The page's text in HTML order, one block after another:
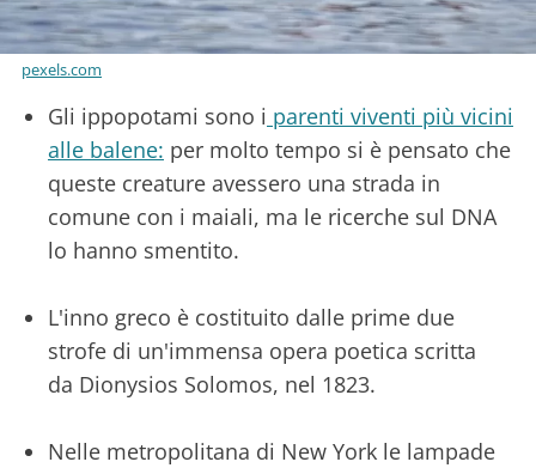
pexels.com
Gli ippopotami sono i parenti viventi più vicini
alle balene: per molto tempo si è pensato che
queste creature avessero una strada in
comune con i maiali, ma le ricerche sul DNA
lo hanno smentito.
L'inno greco è costituito dalle prime due
strofe di un'immensa opera poetica scritta
da Dionysios Solomos, nel 1823.
Nelle metropolitana di New York le lampade